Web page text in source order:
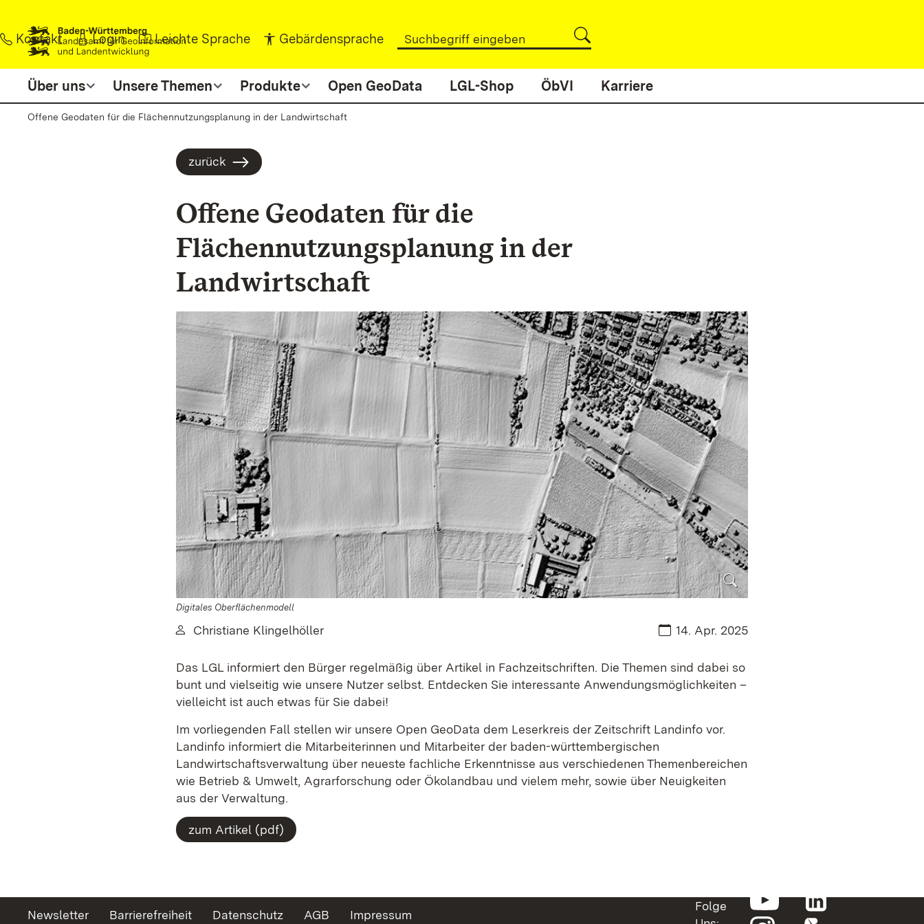
Kontakt Login Leichte Sprache Gebärdensprache
Über uns Unsere Themen Produkte Open GeoData LGL-Shop ÖbVI Karriere
Offene Geodaten für die Flächennutzungsplanung in der Landwirtschaft
zurück
Offene Geodaten für die
Flächennutzungsplanung in der
Landwirtschaft
Digitales Oberflächenmodell
Datum:
14. Apr. 2025
Von:
Christiane Klingelhöller
Das LGL informiert den Bürger regelmäßig über Artikel in Fachzeitschriften. Die Themen sind dabei so
bunt und vielseitig wie unsere Nutzer selbst. Entdecken Sie interessante Anwendungsmöglichkeiten –
vielleicht ist auch etwas für Sie dabei!
Im vorliegenden Fall stellen wir unsere Open GeoData dem Leserkreis der Zeitschrift Landinfo vor.
Landinfo informiert die Mitarbeiterinnen und Mitarbeiter der baden-württembergischen
Landwirtschaftsverwaltung über neueste fachliche Erkenntnisse aus verschiedenen Themenbereichen
wie Betrieb & Umwelt, Agrarforschung oder Ökolandbau und vielem mehr, sowie über Neuigkeiten
aus der Verwaltung.
zum Artikel (pdf)
Newsletter Barrierefreiheit Datenschutz AGB Impressum
Folge